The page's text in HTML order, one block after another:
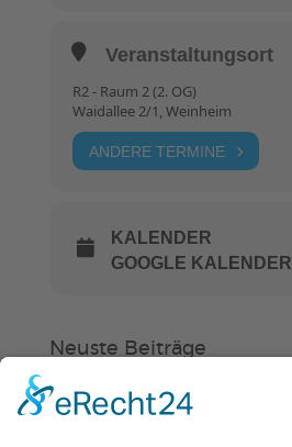
Veranstaltungsort
R2 - Raum 2 (2. OG)
Waidallee 2/1, Weinheim
ANDERE TERMINE
KALENDER
GOOGLE KALENDER
Neuste Beiträge
Verein